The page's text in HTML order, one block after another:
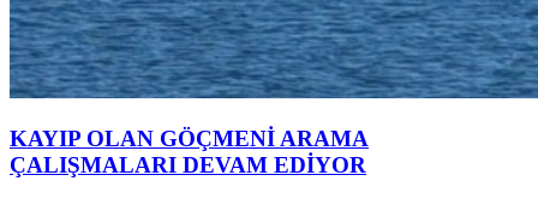
KAYIP OLAN GÖÇMENİ ARAMA
ÇALIŞMALARI DEVAM EDİYOR